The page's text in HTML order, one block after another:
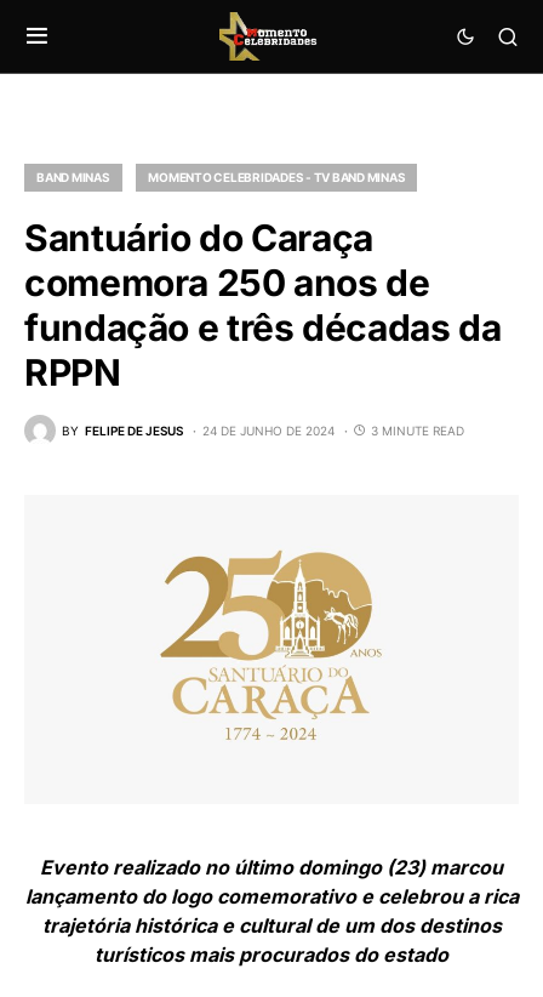
BAND MINAS MOMENTO CELEBRIDADES - TV BAND MINAS
Santuário do Caraça
comemora 250 anos de
fundação e três décadas da
RPPN
BY FELIPE DE JESUS 24 DE JUNHO DE 2024 3 MINUTE READ
Evento realizado no último domingo (23) marcou
lançamento do logo comemorativo e celebrou a rica
trajetória histórica e cultural de um dos destinos
turísticos mais procurados do estado